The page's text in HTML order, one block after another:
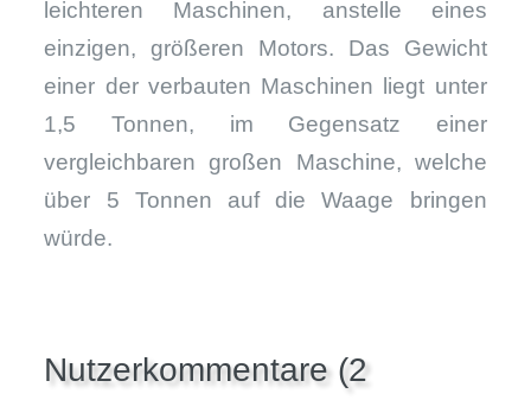
leichteren Maschinen, anstelle eines
einzigen, größeren Motors. Das Gewicht
einer der verbauten Maschinen liegt unter
1,5 Tonnen, im Gegensatz einer
vergleichbaren großen Maschine, welche
über 5 Tonnen auf die Waage bringen
würde.
Nutzerkommentare (2